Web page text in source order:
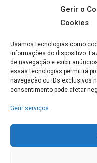
Gerir o
Cookies
Usamos tecnologias como
informações do dispositivo.
de navegação e exibir
essas tecnologias permitirá
navegação ou IDs exclusivos
consentimento pode afetar
Gerir serviços
Unidade
Avenida Carlos Alves Vidal
acerca do seu